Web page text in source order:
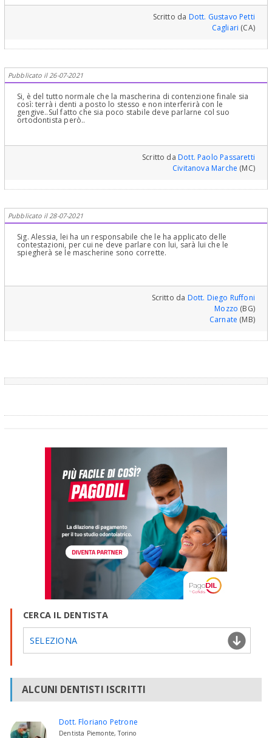
Con tutto il "Rispetto", se ha il Suo Dentista non è "bello" da parte
Sua chiedere "Spiegazioni altrove" anche se a Noi di Dentisti Italia
che Notoriamente facciamo Tutti Odontoiatria Colta e di Qualità e
per questo la ringrazio per la Stima e la Fiducia, anche senza
Scritto da Dott. Gustavo Petti
Cagliari (CA)
Pubblicato il 26-07-2021
Si, è del tutto normale che la mascherina di contenzione finale sia
così: terrà i denti a posto lo stesso e non interferirà con le
gengive..Sul fatto che sia poco stabile deve parlarne col suo
ortodontista però..
Scritto daDott. Paolo Passaretti
Civitanova Marche (MC)
Pubblicato il 28-07-2021
Sig. Alessia, lei ha un responsabile che le ha applicato delle
contestazioni, per cui ne deve parlare con lui, sarà lui che le
spiegherà se le mascherine sono corrette.
Scritto da Dott. Diego Ruffoni
Mozzo (BG)
Carnate (MB)
CERCA IL DENTISTA
SELEZIONA
ALCUNI DENTISTI ISCRITTI
Dott. Floriano Petrone
Dentista Piemonte, Torino